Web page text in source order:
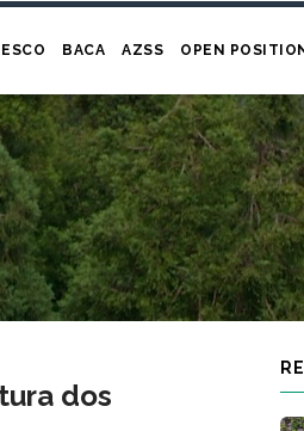
BACA AZSS OPEN
dos